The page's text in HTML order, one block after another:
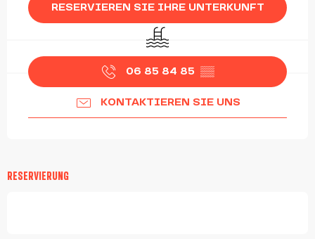
RESERVIEREN SIE IHRE UNTERKUNFT
Schwimmbad
06 85 84 85 ▒▒
KONTAKTIEREN SIE UNS
RESERVIERUNG